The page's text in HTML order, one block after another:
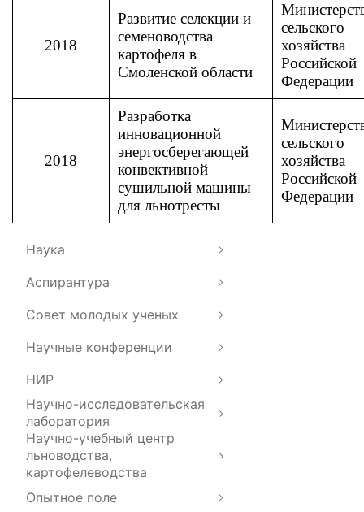
2018
Развитие селекции и
семеноводства
картофеля в
Смоленской области
сельского
хозяйства
Российской
Федерации
2018
Разработка
инновационной
энергосберегающей
конвективной
сушильной машины
для льнотресты
сельского
хозяйства
Российской
Федерации
Наука
Аспирантура
Совет молодых ученых
Научные конференции
НИР
Научно-исследовательская
лаборатория
Научно-учебный центр
льноводства,
картофелеводства
Опытное поле